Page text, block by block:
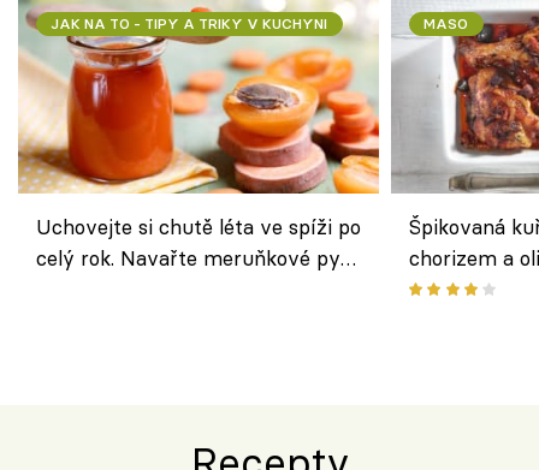
JAK NA TO - TIPY A TRIKY V KUCHYNI
Uchovejte si chutě léta ve spíži po
celý rok. Navařte meruňkové pyré
MASO
Špikovaná
chorizem a
letní